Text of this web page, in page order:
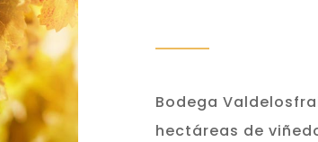
Bodega
hectáreas de